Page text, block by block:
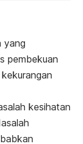
yang
pembekuan
kesihatan